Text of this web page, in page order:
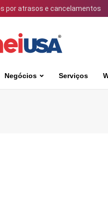
por atrasos e cancelamentos
Negócios Serviços